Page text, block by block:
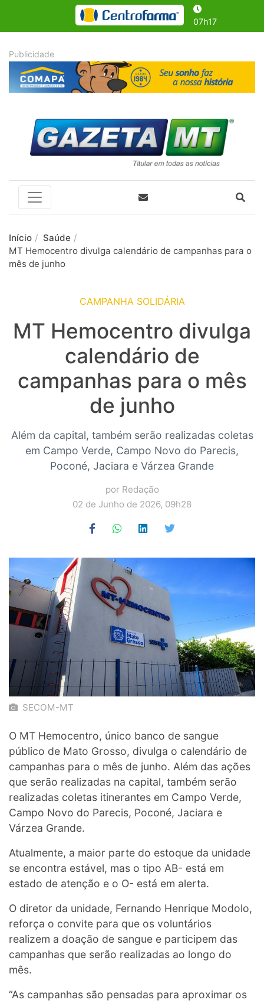
07h17
Início
Saúde
MT Hemocentro divulga calendário de campanhas para o
mês de junho
CAMPANHA SOLIDÁRIA
MT Hemocentro divulga
calendário de
campanhas para o mês
de junho
Além da capital, também serão realizadas coletas
em Campo Verde, Campo Novo do Parecis,
Poconé, Jaciara e Várzea Grande
por Redação
02 de Junho de 2026, 09h28
SECOM-MT
O MT Hemocentro, único banco de sangue
público de Mato Grosso, divulga o calendário de
campanhas para o mês de junho. Além das ações
que serão realizadas na capital, também serão
realizadas coletas itinerantes em Campo Verde,
Campo Novo do Parecis, Poconé, Jaciara e
Várzea Grande.
Atualmente, a maior parte do estoque da unidade
se encontra estável, mas o tipo AB- está em
estado de atenção e o O- está em alerta.
O diretor da unidade, Fernando Henrique Modolo,
reforça o convite para que os voluntários
realizem a doação de sangue e participem das
campanhas que serão realizadas ao longo do
mês.
“As campanhas são pensadas para aproximar os